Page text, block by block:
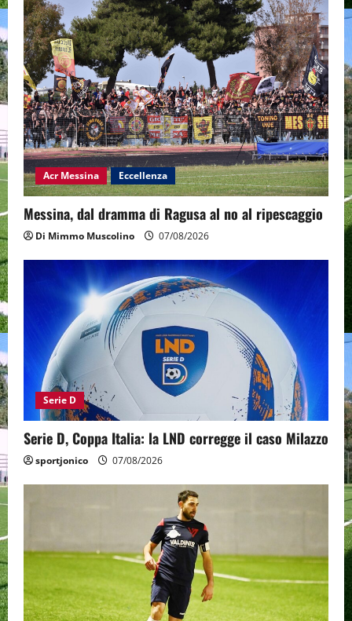
Acr Messina Eccellenza
Messina, dal dramma di Ragusa al no al ripescaggio
Di Mimmo Muscolino 07/08/2026
Serie D
Serie D, Coppa Italia: la LND corregge il caso Milazzo
sportjonico 07/08/2026